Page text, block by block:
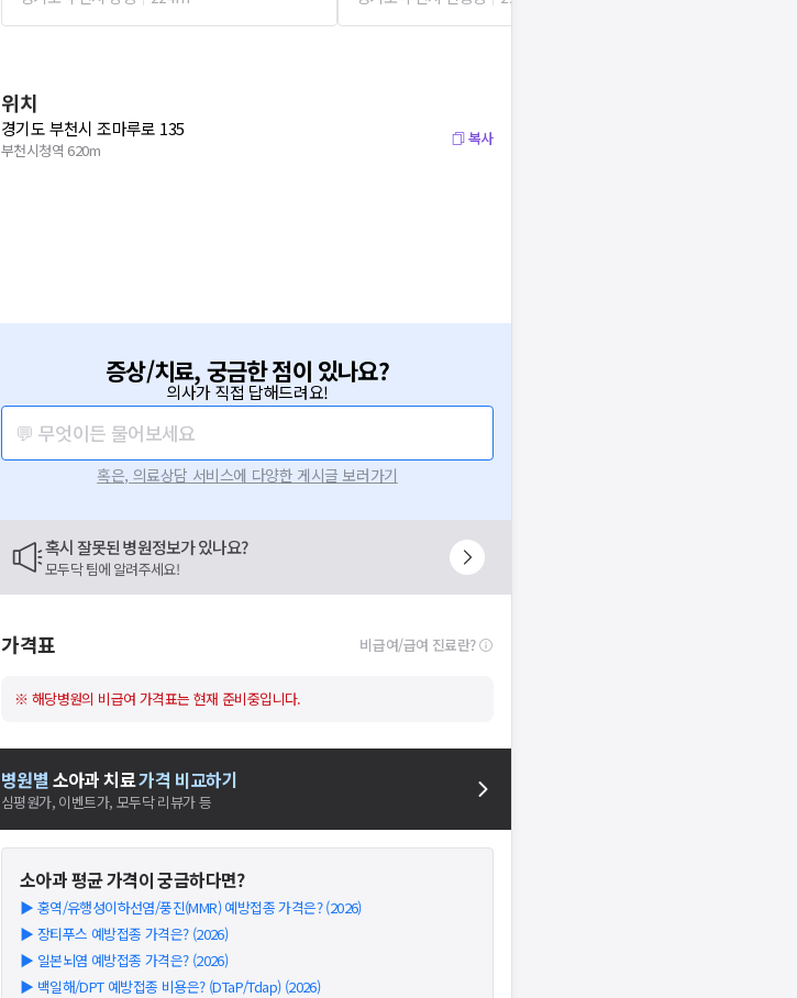
위치
경기도 부천시 조마루로 135
부천시청역 620m
복사
증상/치료, 궁금한 점이 있나요?
의사가 직접 답해드려요!
💬 무엇이든 물어보세요
혹은, 의료상담 서비스에 다양한 게시글 보러가기
혹시 잘못된 병원정보가 있나요?
모두닥 팀에 알려주세요!
가격표 비급여/급여 진료란?
※ 해당병원의 비급여 가격표는 현재 준비중입니다.
병원별 소아과치료가격 비교하기
심평원가, 이벤트가, 모두닥 리뷰가 등
소아과평균 가격이 궁금하다면?
▶ 홍역/유행성이하선염/풍진(MMR) 예방접종 가격은? (2026)
▶ 장티푸스 예방접종 가격은? (2026)
▶ 일본뇌염 예방접종 가격은? (2026)
▶ 백일해/DPT 예방접종 비용은? (DTaP/Tdap) (2026)